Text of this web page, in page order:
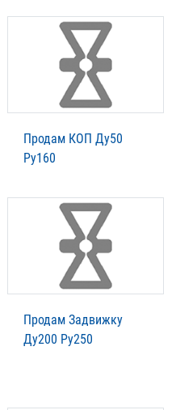
Продам КОП Ду50
Ру160
Продам Задвижку
Ду200 Ру250